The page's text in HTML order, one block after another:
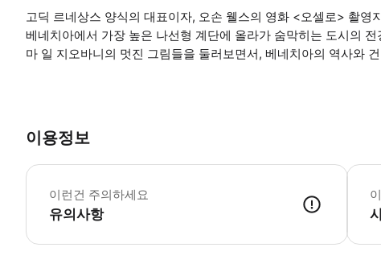
고딕 르네상스 양식의 대표이자, 오손 웰스의 영화 <오셀로> 촬영
베네치아에서 가장 높은 나선형 계단에 올라가 숨막히는 도시의
마 일 지오바니의 멋진 그림들을 둘러보면서, 베네치아의 역사와
이용정보
이런건 주의하세요
유의사항
필수